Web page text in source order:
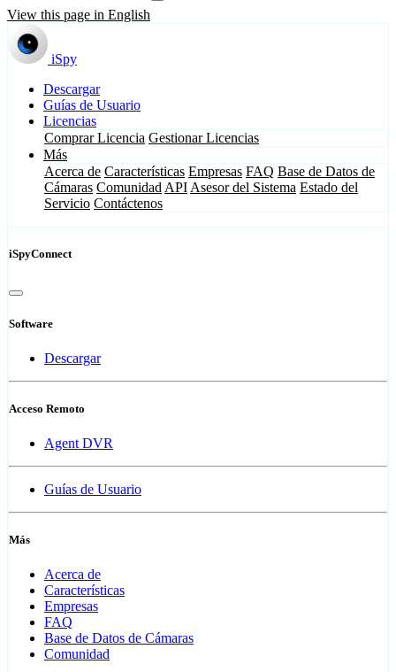
View this page in English
iSpy
Descargar
Guías de Usuario
Licencias
Comprar Licencia Gestionar Licencias
Más
Acerca de Características Empresas FAQ Base de Datos de
Cámaras Comunidad API Asesor del Sistema Estado del
Servicio Contáctenos
iSpyConnect
Software
Descargar
Acceso Remoto
Agent DVR
Guías de Usuario
Más
Acerca de
Características
Empresas
FAQ
Base de Datos de Cámaras
Comunidad